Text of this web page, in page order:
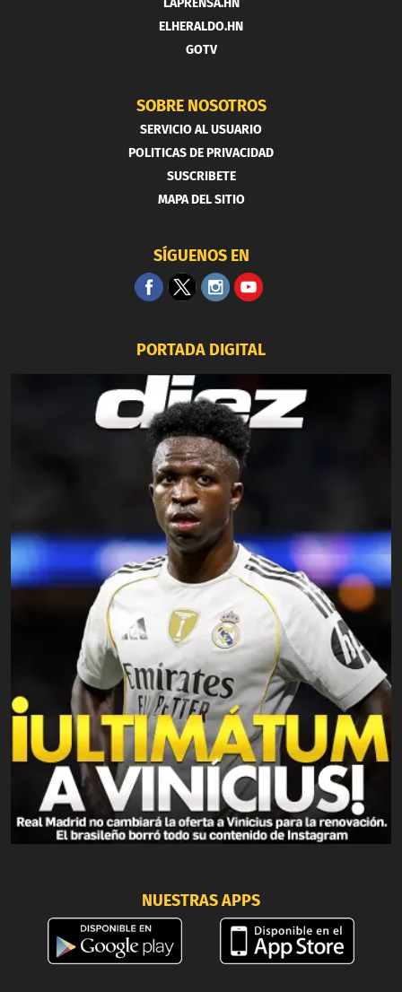
ELHERALDO.HN
GOTV
SOBRE NOSOTROS
SERVICIO AL USUARIO
POLITICAS DE PRIVACIDAD
SUSCRIBETE
MAPA DEL SITIO
SÍGUENOS EN
PORTADA DIGITAL
NUESTRAS APPS